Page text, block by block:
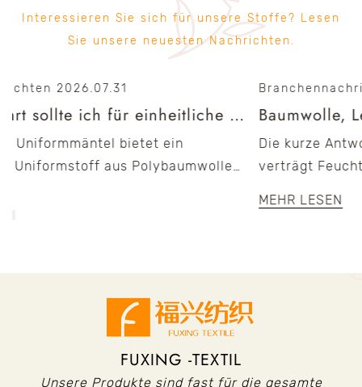
Interessieren Sie sich für unsere Stoffe? Lesen
Sie unsere neuesten Nachrichten.
Welche Stoffart sollte ich für einheitliche Mäntel verwenden?
Branchennachrichten
Baumwolle, Leinen oder Wollmischung: Welcher Anzugstoff verträgt Feuchtigkeit am besten?
Die kurze Antwort Unter den dreien Leinen
verträgt Feuchtigkeit am besten Aufgrund seines
FUXING -TEXTIL
Unsere Produkte sind fast für die gesamte